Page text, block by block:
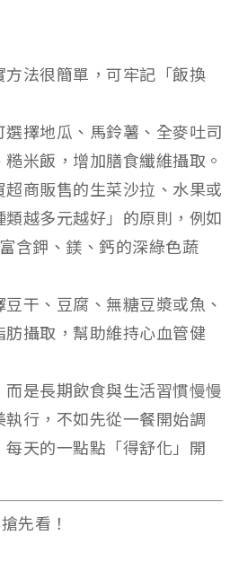
法很簡單，可牢記「飯換
擇地瓜、馬鈴薯、全麥吐司
米飯，增加膳食纖維攝取。
商販售的生菜沙拉、水果或
越多元越好」的原則，例如
含鉀、鎂、鈣的深綠色蔬
干、豆腐、無糖豆漿或魚、
攝取，幫助維持心血管健
是長期飲食與生活習慣慢慢
行，不如先從一餐開始調
天的一點點「得舒化」開
先看！